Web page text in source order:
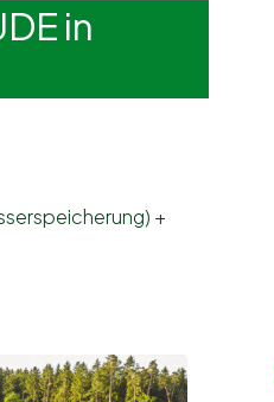
in
+